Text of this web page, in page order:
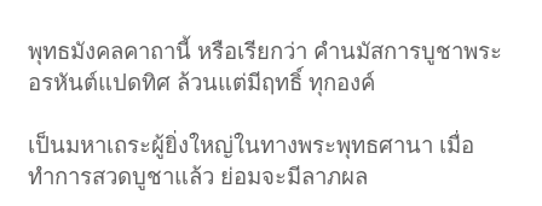
พุทธมังคลคาถานี้ หรือเรียกว่า คำนมัสการบูชาพระ
อรหันต์แปดทิศ ล้วนแต่มีฤทธิ์ ทุกองค์
เป็นมหาเถระผู้ยิ่งใหญ่ในทางพระพุทธศานา เมื่อ
ทำการสวดบูชาแล้ว ย่อมจะมีลาภผล